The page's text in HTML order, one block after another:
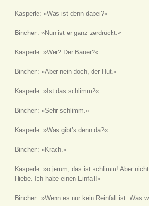
Kasperle: »Was ist denn dabei?«
Binchen: »Nun ist er ganz zerdrückt.«
Kasperle: »Wer? Der Bauer?«
Binchen: »Aber nein doch, der Hut.«
Kasperle: »Ist das schlimm?«
Binchen: »Sehr schlimm.«
Kasperle: »Was gibt’s denn da?«
Binchen: »Krach.«
Kasperle: »o jerum, das ist schlimm! Aber
Hiebe. Ich habe einen Einfall!«
Binchen: »Wenn es nur kein Reinfall ist. Was